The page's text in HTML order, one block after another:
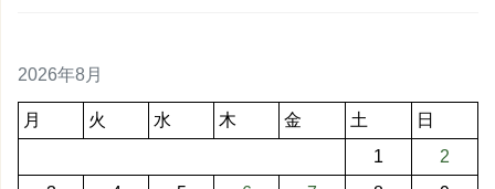
2026年8月
月 火 水 木 金 土
日
1
2